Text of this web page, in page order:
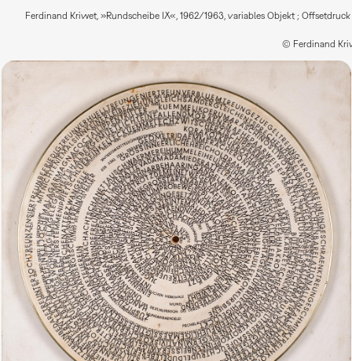
Ferdinand Kriwet, »Rundscheibe IX«, 1962/1963, variables Objekt ;
© Ferdinand